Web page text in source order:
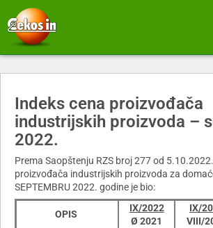
Indeks cena proizvođača
industrijskih proizvoda –
2022.
Prema Saopštenju RZS broj 277 od
proizvođača industrijskih proizvoda za
SEPTEMBRU 2022. godine je bio:
OPIS
IX/2022
Ø 2021
IX/
VIII/